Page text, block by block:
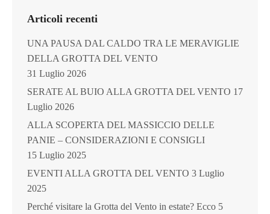
Articoli recenti
UNA PAUSA DAL CALDO TRA LE MERAVIGLIE
DELLA GROTTA DEL VENTO
31 Luglio 2026
SERATE AL BUIO ALLA GROTTA DEL VENTO 17
Luglio 2026
ALLA SCOPERTA DEL MASSICCIO DELLE
PANIE – CONSIDERAZIONI E CONSIGLI
15 Luglio 2025
EVENTI ALLA GROTTA DEL VENTO 3 Luglio
2025
Perché visitare la Grotta del Vento in estate? Ecco 5